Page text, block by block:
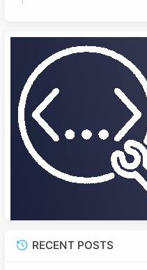
RECENT POSTS